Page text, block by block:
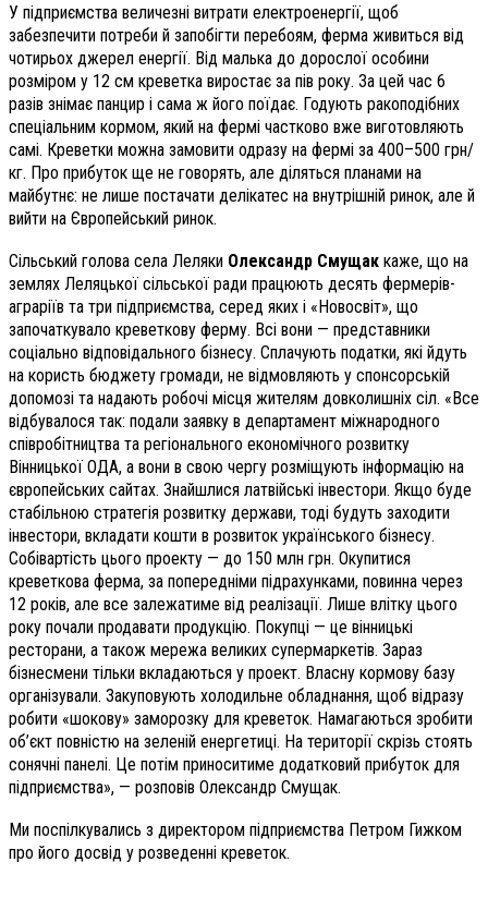
У підприємства величезні витрати електроенергії, щоб
забезпечити потреби й запобігти перебоям, ферма живиться від
чотирьох джерел енергії. Від малька до дорослої особини
розміром у 12 см креветка виростає за пів року. За цей час 6
разів знімає панцир і сама ж його поїдає. Годують ракоподібних
спеціальним кормом, який на фермі частково вже виготовляють
самі. Креветки можна замовити одразу на фермі за 400–500 грн/
кг. Про прибуток ще не говорять, але діляться планами на
майбутнє: не лише постачати делікатес на внутрішній ринок, але й
вийти на Європейський ринок.
Сільський голова села Леляки Олександр Смущак каже, що на
землях Леляцької сільської ради працюють десять фермерів-
аграріїв та три підприємства, серед яких і «Новосвіт», що
започаткувало креветкову ферму. Всі вони — представники
соціально відповідального бізнесу. Сплачують податки, які йдуть
на користь бюджету громади, не відмовляють у спонсорській
допомозі та надають робочі місця жителям довколишніх сіл. «Все
відбувалося так: подали заявку в департамент міжнародного
співробітництва та регіонального економічного розвитку
Вінницької ОДА, а вони в свою чергу розміщують інформацію на
європейських сайтах. Знайшлися латвійські інвестори. Якщо буде
стабільною стратегія розвитку держави, тоді будуть заходити
інвестори, вкладати кошти в розвиток українського бізнесу.
Собівартість цього проекту — до 150 млн грн. Окупитися
креветкова ферма, за попередніми підрахунками, повинна через
12 років, але все залежатиме від реалізації. Лише влітку цього
року почали продавати продукцію. Покупці — це вінницькі
ресторани, а також мережа великих супермаркетів. Зараз
бізнесмени тільки вкладаються у проект. Власну кормову базу
організували. Закуповують холодильне обладнання, щоб відразу
робити «шокову» заморозку для креветок. Намагаються зробити
об’єкт повністю на зеленій енергетиці. На території скрізь стоять
сонячні панелі. Це потім приноситиме додатковий прибуток для
підприємства», — розповів Олександр Смущак.
Ми поспілкувались з директором підприємства Петром Гижком
про його досвід у розведенні креветок.